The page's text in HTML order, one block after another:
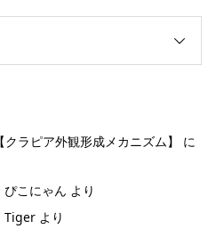
ラピア外観形成メカニズム】
に
ぴこにゃん より
Tigerより